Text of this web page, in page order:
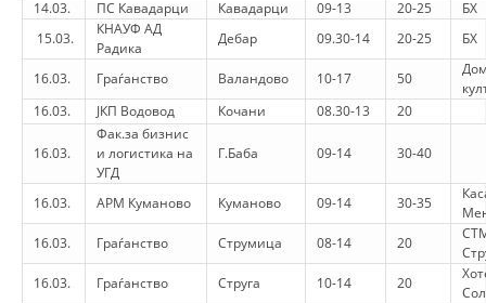
MENAXHIM ME VULLNETARË
KUSH JEMI NE
VEPRIMTARI
14.03.
ПС Кавадарци Кавадарци 09-13 20-25
БХ
15.03.
КНАУФ АД
Радика
Дебар 09.30-14 20-25 БХ
16.03. Граѓанство Валандово 10-17 50
16.03.
ЈКП Водовод Кочани 08.30-13 20
16.03.
Фак.за бизнис
и логистика на
УГД
Г.Баба 09-14 30-40
16.03. АРМ Куманово Куманово 09-14 30-35
16.03.
Граѓанство Струмица 08-14 20
16.03.
Граѓанство Струга 10-14 20